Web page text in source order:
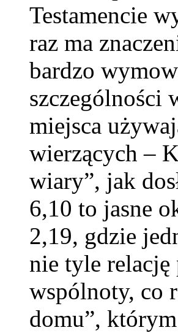
Testamencie
raz ma
bardzo
szczególności
miejsca
wierzących –
wiary”, jak
6,10 to jasne
2,19, gdzie
nie tyle relację
wspólnoty, co
domu”,